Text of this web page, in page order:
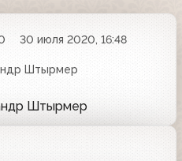
30 июля 2020, 16:48
Штырмер
Штырмер